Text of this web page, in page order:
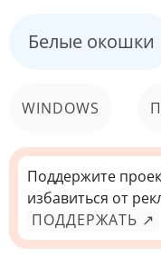
Белые окошки
WINDOWS
КОМПЬЮТЕР
Поддержите
избавиться от
ПОДДЕРЖАТЬ ↗